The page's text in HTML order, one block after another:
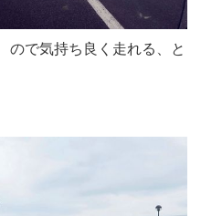
で気持ち良く走れる、と